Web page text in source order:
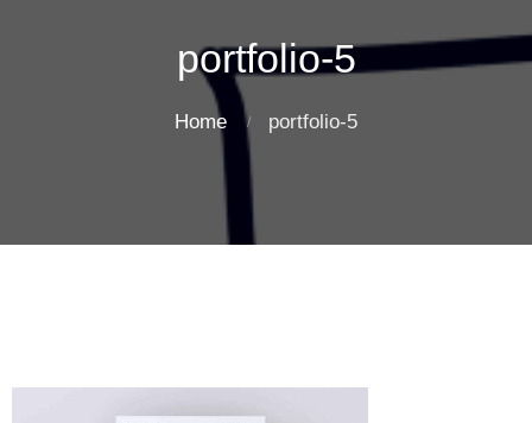
portfolio-5
Home portfolio-5